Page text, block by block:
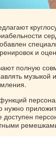
и
полную
музыкой
нужно